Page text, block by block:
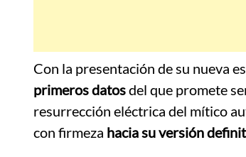
Con la presentación de su nueva
primeros datosdel que promete
resurrección eléctrica del mítico
con firmeza hacia su versión